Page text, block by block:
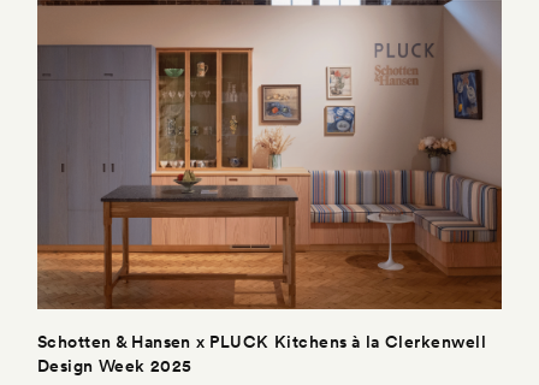
Schotten & Hansen x PLUCK Kitchens à la Clerkenwell
Design Week 2025